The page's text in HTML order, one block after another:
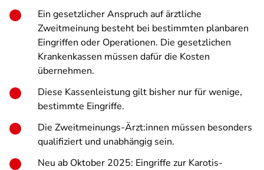
Ein gesetzlicher Anspruch auf ärztliche
Zweitmeinung besteht bei bestimmten planbaren
Eingriffen oder Operationen. Die gesetzlichen
Krankenkassen müssen dafür die Kosten
übernehmen.
Diese Kassenleistung gilt bisher nur für wenige,
bestimmte Eingriffe.
Die Zweitmeinungs-Ärzt:innen müssen besonders
qualifiziert und unabhängig sein.
Neu ab Oktober 2025: Eingriffe zur Karotis-